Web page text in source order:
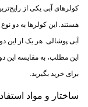
کولرهای آبی یکی از
هستند. این کولرها به دو
آبی پوشالی. هر یک از این
این مطلب، به مقایسه این
برای خرید بگیرید.
ساختار و مواد